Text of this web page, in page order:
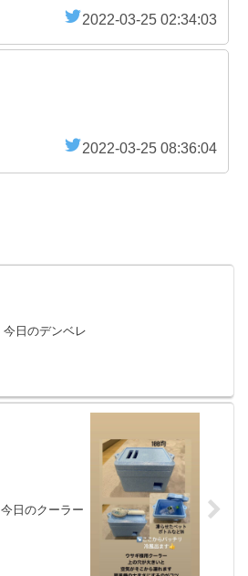
2022-03-25 02:34:03
2022-03-25 08:36:04
今日のデンベレ
今日のクーラー